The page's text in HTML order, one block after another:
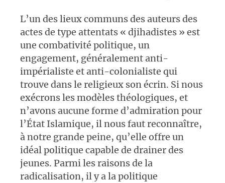
L’un des lieux communs des auteurs des
actes de type attentats « djihadistes » est
une combativité politique, un
engagement, généralement anti-
impérialiste et anti-colonialiste qui
trouve dans le religieux son écrin. Si nous
exécrons les modèles théologiques, et
n’avons aucune forme d’admiration pour
l’État Islamique, il nous faut reconnaître,
à notre grande peine, qu’elle offre un
idéal politique capable de drainer des
jeunes. Parmi les raisons de la
radicalisation, il y a la politique